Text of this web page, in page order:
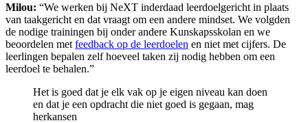
Milou: “We werken bij NeXT inderdaad leerdoelgericht in plaats
van taakgericht en dat vraagt om een andere mindset. We volgden
de nodige trainingen bij onder andere Kunskapsskolan en we
beoordelen met feedback op de leerdoelen en niet met cijfers. De
leerlingen bepalen zelf hoeveel taken zij nodig hebben om een
leerdoel te behalen.”
Het is goed dat je elk vak op je eigen niveau kan doen
en dat je een opdracht die niet goed is gegaan, mag
herkansen